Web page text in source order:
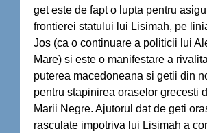
get este de fapt o lupta pentru
frontierei statului lui Lisimah, pe
Jos (ca o continuare a politicii lui
Mare) si este o manifestare a
puterea macedoneana si getii din
pentru stapinirea oraselor grecesti
Marii Negre. Ajutorul dat de geti
rasculate impotriva lui Lisimah a